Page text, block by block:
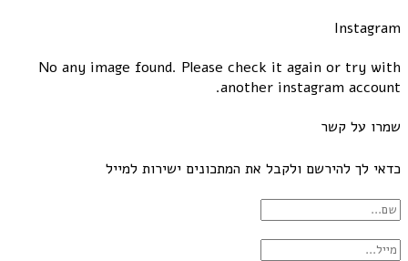
Instagram
No any image found. Please check it again or try with
another instagram account.
שמרו על קשר
כדאי לך להירשם ולקבל את המתכונים ישירות למייל